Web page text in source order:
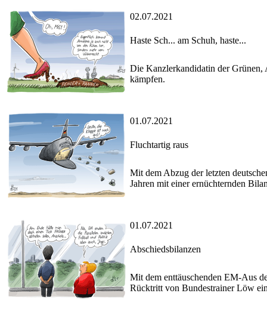
02.07.2021
Haste Sch... am Schuh, haste...
Die Kanzlerkandidatin der Grünen,
kämpfen.
01.07.2021
Fluchtartig raus
Mit dem Abzug der letzten
Jahren mit einer ernüchternden
01.07.2021
Abschiedsbilanzen
Mit dem enttäuschenden EM-Aus
Rücktritt von Bundestrainer Löw